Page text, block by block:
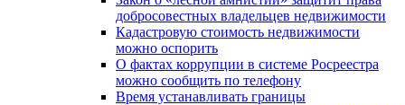
добросовестных владельцев недвижимости
Кадастровую стоимость недвижимости
можно оспорить
О фактах коррупции в системе Росреестра
можно сообщить по телефону
Время устанавливать границы